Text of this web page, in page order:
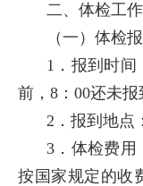
二、体检工
（一）体检
1．报到时间
前，8：00还未报
2．报到地点
3．体检费用
按国家规定的收